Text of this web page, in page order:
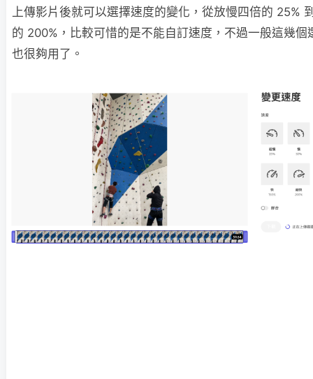
上傳影片後就可以選擇速度的變化，從放慢四倍的 25%
的 200%，比較可惜的是不能自訂速度，不過一般這幾個
也很夠用了。